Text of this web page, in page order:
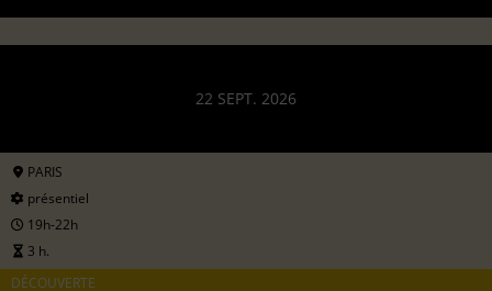
22 SEPT. 2026
PARIS
présentiel
19h-22h
3 h.
DÉCOUVERTE